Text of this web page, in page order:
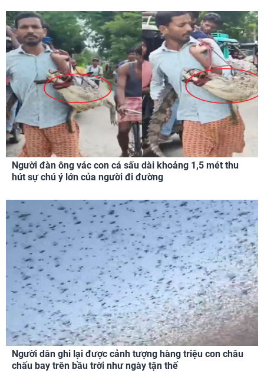
Người đàn ông vác con cá sấu dài khoảng 1,5 mét thu
hút sự chú ý lớn của người đi đường
Người dân ghi lại được cảnh tượng hàng triệu con châu
chấu bay trên bầu trời như ngày tận thế